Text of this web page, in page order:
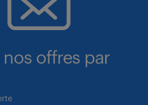
nos offres par